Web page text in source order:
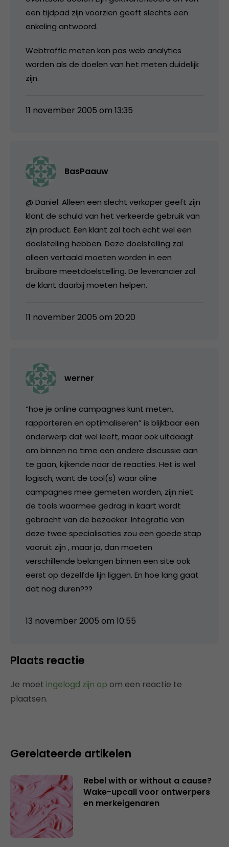
een tijdpad zijn voorzien geeft slechts een
enkeling antwoord.
Webtraffic meten kan pas web analytics
worden als de doelen van het meten duidelijk
zijn.
11 november 2005 om 13:35
BasPaauw
@ Daniel. Alleen een slecht verkoper geeft zijn
klant de schuld van het verkeerde gebruik van
zijn product. Een klant zal toch echt wel een
doelstelling hebben. Deze doelstelling zal
alleen vertaald moeten worden in een
bruibare meetdoelstelling. De leverancier zal
de klant daarbij moeten helpen.
11 november 2005 om 20:20
werner
“hoe je online campagnes kunt meten,
rapporteren en optimaliseren” is blijkbaar een
onderwerp dat wel leeft, maar ook uitdaagt
om binnen no time een andere discussie aan
te gaan, kijkende naar de reacties. Het is wel
logisch, want de tool(s) waar oline
campagnes mee gemeten worden, zijn niet
de tools waarmee gedrag in kaart wordt
gebracht van de bezoeker. Integratie van
deze twee specialisaties zou een goede stap
vooruit zijn , maar ja, dan moeten
verschillende belangen binnen een site ook
eerst op dezelfde lijn liggen. En hoe lang gaat
dat nog duren???
13 november 2005 om 10:55
Plaats reactie
Je moet ingelogd zijn op om een reactie te
plaatsen.
Gerelateerde artikelen
Rebel with or without a cause?
Wake-upcall voor ontwerpers
en merkeigenaren